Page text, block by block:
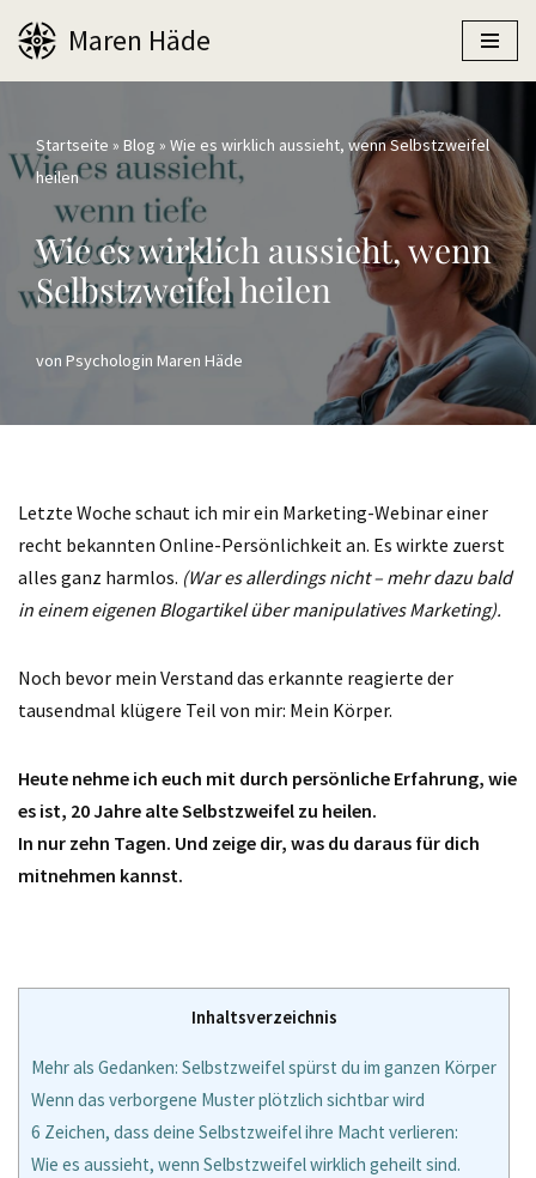
Zum
Maren Häde
Startseite » Blog » Wie es wirklich aussieht, wenn Selbstzweifel
heilen
Wie es wirklich aussieht, wenn
Selbstzweifel heilen
von Psychologin Maren Häde
Letzte Woche schaut ich mir ein Marketing-Webinar einer
recht bekannten Online-Persönlichkeit an. Es wirkte zuerst
alles ganz harmlos. (War es allerdings nicht – mehr dazu bald
in einem eigenen Blogartikel über manipulatives Marketing).
Noch bevor mein Verstand das erkannte reagierte der
tausendmal klügere Teil von mir: Mein Körper.
Heute nehme ich euch mit durch persönliche Erfahrung, wie
es ist, 20 Jahre alte Selbstzweifel zu heilen.
In nur zehn Tagen. Und zeige dir, was du daraus für dich
mitnehmen kannst.
Inhaltsverzeichnis
Mehr als Gedanken: Selbstzweifel spürst du im ganzen Körper
Wenn das verborgene Muster plötzlich sichtbar wird
6 Zeichen, dass deine Selbstzweifel ihre Macht verlieren:
Wie es aussieht, wenn Selbstzweifel wirklich geheilt sind.